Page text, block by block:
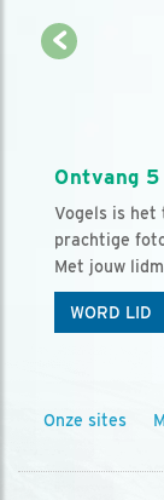
Ontvang
Vogels is het
prachtige
Met jouw
WORD LID
Onze sites